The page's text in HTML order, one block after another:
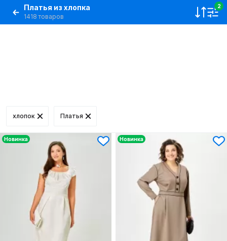
Платья из хлопка
1418 товаров
2
хлопок Платья
Новинка Новинка